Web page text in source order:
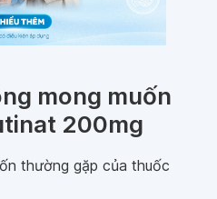
mong muốn
200mg
thường gặp của thuốc